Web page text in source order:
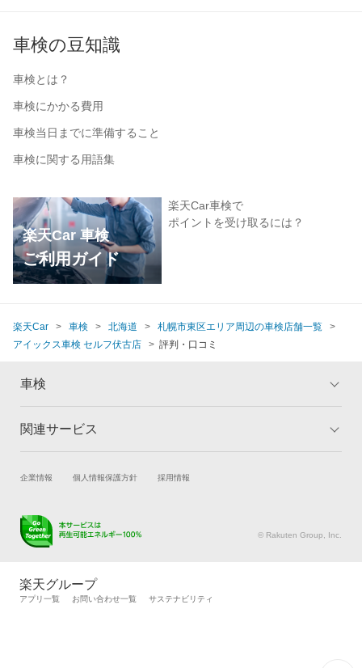
車検の豆知識
車検とは？
車検にかかる費用
車検当日までに準備すること
車検に関する用語集
楽天Car 車検
ご利用ガイド
楽天Car車検で
ポイントを受け取るには？
楽天Car 車検 北海道
札幌市東区エリア周辺の車検店舗一覧
アイックス車検 セルフ伏古店
評判・口コミ
車検
トップ
車検の基礎知識 キャンペーン一覧
関連サービス
試乗・商談 新車購入
キズ修理予約
メンテナンス管理
タイヤ交換サービス
自動車カタログ 自動車保険
企業情報 個人情報保護方針 採用情報
© Rakuten Group, Inc.
楽天グループ
アプリ一覧 お問い合わせ一覧 サステナビリティ